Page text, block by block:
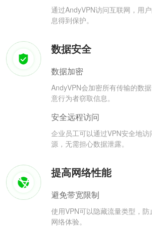
通过AndyVPN访问互联网，用
息得到保护。
数据安全
数据加密
AndyVPN会加密所有传输的数
意行为者窃取信息。
安全远程访问
企业员工可以通过VPN安全地
源，无需担心数据泄露。
提高网络性能
避免带宽限制
使用VPN可以隐藏流量类型，
网络体验。